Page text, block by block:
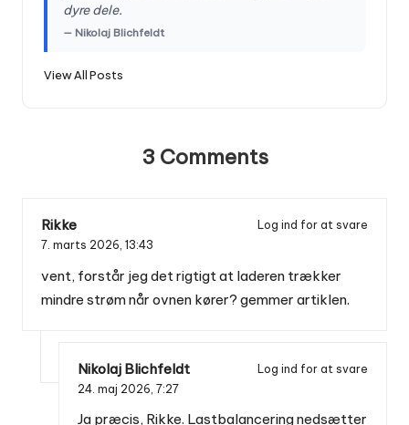
dyre dele.
— Nikolaj Blichfeldt
View All Posts
3 Comments
Rikke
Log ind for at svare
7. marts 2026, 13:43
vent, forstår jeg det rigtigt at laderen trækker
mindre strøm når ovnen kører? gemmer artiklen.
Nikolaj Blichfeldt
Log ind for at svare
24. maj 2026, 7:27
Ja præcis, Rikke. Lastbalancering nedsætter